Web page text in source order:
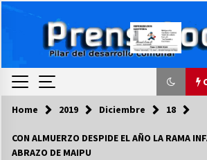
COLUMNISTA
Home 2019 Diciembre 18
CON ALMUERZO DESPIDE EL AÑO LA RAMA
ABRAZO DE MAIPU